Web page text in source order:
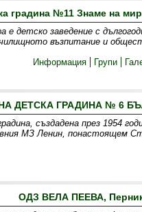
градина №11 Знаме на
е детско заведение с
възпитание и
Информация
Групи
ДЕТСКА ГРАДИНА № 6
създадена през 1954
МЗ Ленин, понастоящем
ОДЗ ВЕЛА ПЕЕВА,